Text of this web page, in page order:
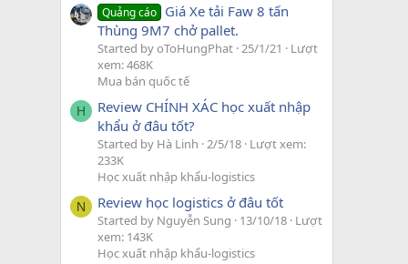
Quảng cáo Giá Xe tải Faw 8 tấn
Thùng 9M7 chở pallet.
Started by oToHungPhat 25/1/21
Lượt
xem: 468K
Mua bán quốc tế
H
Review CHÍNH XÁC học xuất nhập
khẩu ở đâu tốt?
Started by Hà Linh 2/5/18 Lượt xem:
233K
Học xuất nhập khẩu-logistics
N Review học logistics ở đâu tốt
Started by Nguyễn Sung 13/10/18 Lượt
xem: 143K
Học xuất nhập khẩu-logistics